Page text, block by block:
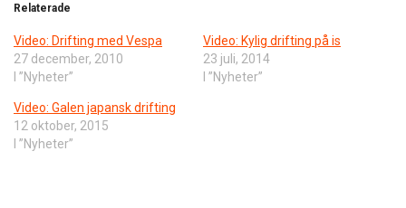
Relaterade
Video: Drifting med Vespa
27 december, 2010
I ”Nyheter”
Video: Kylig drifting på is
23 juli, 2014
I ”Nyheter”
Video: Galen japansk drifting
12 oktober, 2015
I ”Nyheter”